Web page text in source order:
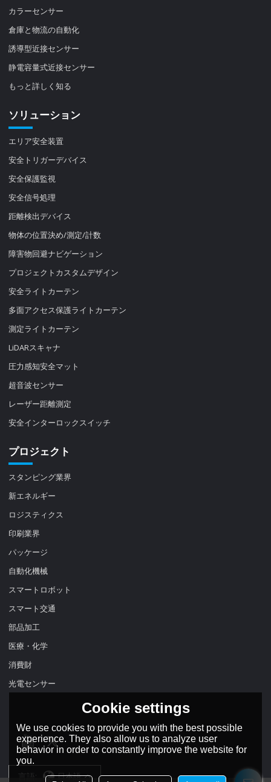
カラーセンサー
倉庫と物流の自動化
誘導型近接センサー
静電容量式近接センサー
もっと詳しく知る
ソリューション
エリア安全装置
安全トリガーデバイス
安全保護監視
安全信号処理
距離検出デバイス
物体の位置決め/測定/計数
障害物回避ナビゲーション
プロジェクトカスタムデザイン
安全ライトカーテン
多面アクセス保護ライトカーテン
測定ライトカーテン
LiDARスキャナ
圧力感知安全マット
超音波センサー
レーザー距離測定
安全インターロックスイッチ
プロジェクト
スタンピング業界
新エネルギー
ロジスティクス
印刷業界
パッケージ
自動化機械
スマートロボット
スマート交通
部品加工
医療・化学
消費財
光電センサー
言語: 日本語
Cookie settings
We use cookies to provide you with the best possible
experience. They also allow us to analyze user
behavior in order to constantly improve the website for
you.